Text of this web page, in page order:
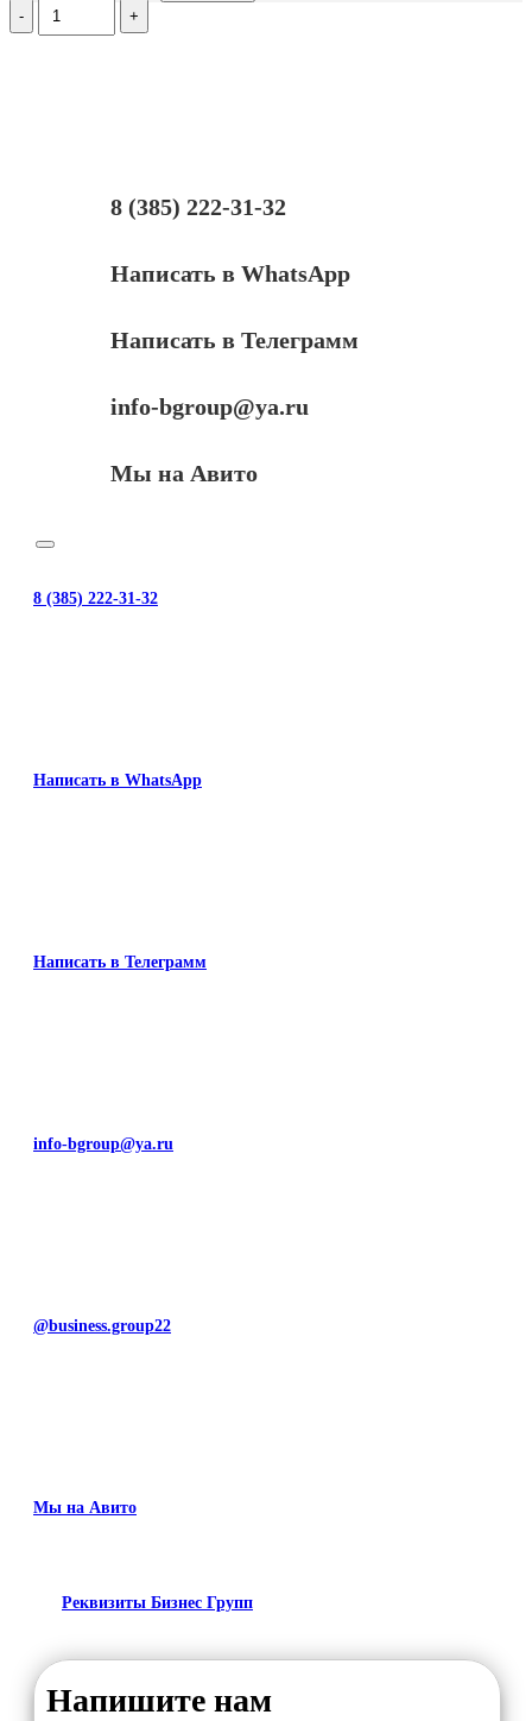
Количество
Тонер
8 (385) 222-31-32
Написать в WhatsApp
Написать в Телеграмм
info-bgroup@ya.ru
Мы на Авито
8 (385) 222-31-32
Написать в WhatsApp
Написать в Телеграмм
info-bgroup@ya.ru
@business.group22
Мы на Авито
Реквизиты Бизнес Групп
Напишите нам